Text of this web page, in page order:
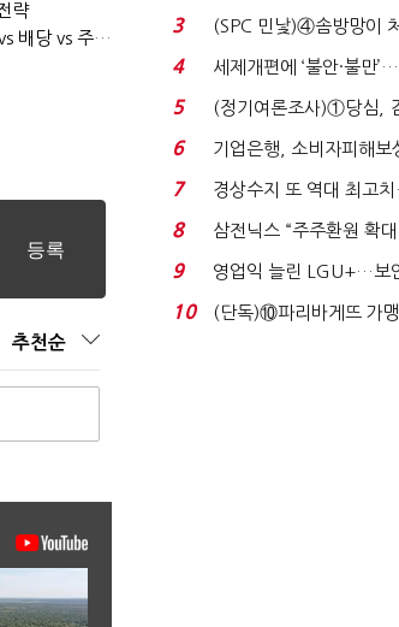
략
(50대 퇴직…10년의 강)②남은 건 집 한 채…월세 vs 배당 vs 주택연금
추천순
목…9월 ‘폴...
3
(SPC 민낯)④솜방망이
생법 위반 반복...
4
세제개편에 ‘불안·불만
세 구하기 더 ...
5
(정기여론조사)①당심,
'초접전'…대통령 ...
6
기업은행, 소비자피해보
이스피싱 공시 ...
7
경상수지 또 역대 최고
억달러에 '3% 성...
8
삼전닉스 “주주환원 확
로이터에 성명...
9
영업익 늘린 LGU+…보
업 드라이브'...
10
(단독)⑩파리바게뜨 가